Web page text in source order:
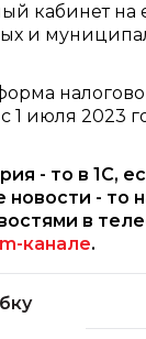
кабинет на
и
1 июля 2023
- то в 1С,
новости - то
в
канале.